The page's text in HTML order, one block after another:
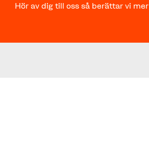
Hör av dig till oss så berättar vi mer